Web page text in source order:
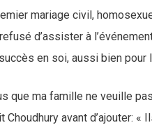
mariage civil,
d’assister à
en soi, aussi bien pour
que ma famille ne veuille
Choudhury avant d’ajouter: